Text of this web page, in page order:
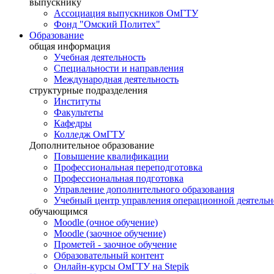
выпускнику
Ассоциация выпускников ОмГТУ
Фонд "Омский Политех"
Образование
общая информация
Учебная деятельность
Специальности и направления
Международная деятельность
структурные подразделения
Институты
Факультеты
Кафедры
Колледж ОмГТУ
Дополнительное образование
Повышение квалификации
Профессиональная переподготовка
Профессиональная подготовка
Управление дополнительного образования
Учебный центр управления операционной
обучающимся
Moodle (очное обучение)
Moodle (заочное обучение)
Прометей - заочное обучение
Образовательный контент
Онлайн-курсы ОмГТУ на Stepik